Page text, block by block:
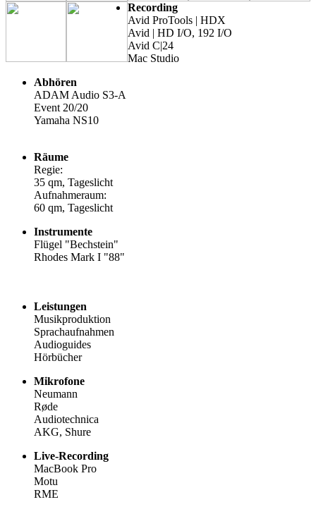
Recording
Avid ProTools | HDX
Avid | HD I/O, 192 I/O
Avid C|24
Mac Studio
Abhören
ADAM Audio S3-A
Event 20/20
Yamaha NS10
Räume
Regie:
35 qm, Tageslicht
Aufnahmeraum:
60 qm, Tageslicht
Instrumente
Flügel "Bechstein"
Rhodes Mark I "88"
Leistungen
Musikproduktion
Sprachaufnahmen
Audioguides
Hörbücher
Mikrofone
Neumann
Røde
Audiotechnica
AKG, Shure
Live-Recording
MacBook Pro
Motu
RME